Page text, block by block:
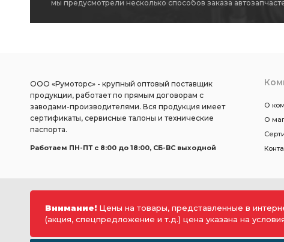
мы предусмотрели несколько способов заказа
ООО «Румоторс» - крупный оптовый поставщик
продукции, работает по прямым договорам с
заводами-производителями. Вся продукция имеет
сертификаты, сервисные талоны и технические
паспорта.
Работаем ПН-ПТ c 8:00 до 18:00, СБ-ВС выходной
О
О
Внимание! Цены на товары, представленные в
(акция, спецпредложение и т.д.) цена указана на